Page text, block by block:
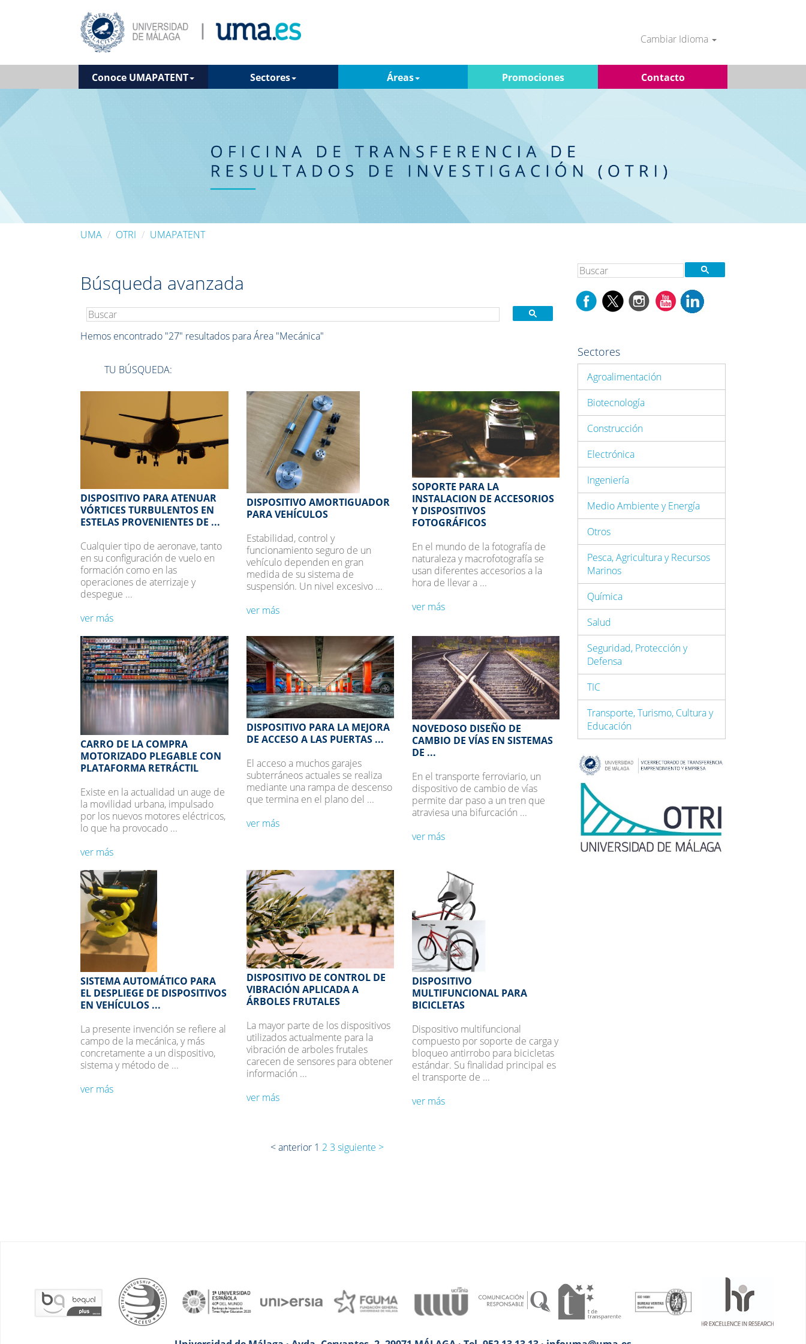
Cambiar Idioma
Conoce UMAPATENT Sectores Áreas Promociones Contacto
UMA OTRI UMAPATENT
Búsqueda avanzada
Hemos encontrado "27" resultados para Área "Mecánica"
TU BÚSQUEDA:
DISPOSITIVO PARA ATENUAR
VÓRTICES TURBULENTOS EN
ESTELAS PROVENIENTES DE ...
Cualquier tipo de aeronave, tanto
en su configuración de vuelo en
formación como en las
operaciones de aterrizaje y
despegue ...
ver más
DISPOSITIVO AMORTIGUADOR
PARA VEHÍCULOS
Estabilidad, control y
funcionamiento seguro de un
vehículo dependen en gran
medida de su sistema de
suspensión. Un nivel excesivo ...
ver más
SOPORTE PARA LA
INSTALACION DE ACCESORIOS
Y DISPOSITIVOS
FOTOGRÁFICOS
En el mundo de la fotografía de
naturaleza y macrofotografía se
usan diferentes accesorios a la
hora de llevar a ...
ver más
CARRO DE LA COMPRA
MOTORIZADO PLEGABLE CON
PLATAFORMA RETRÁCTIL
Existe en la actualidad un auge de
la movilidad urbana, impulsado
por los nuevos motores eléctricos,
lo que ha provocado ...
ver más
DISPOSITIVO PARA LA MEJORA
DE ACCESO A LAS PUERTAS ...
El acceso a muchos garajes
subterráneos actuales se realiza
mediante una rampa de descenso
que termina en el plano del ...
ver más
NOVEDOSO DISEÑO DE
CAMBIO DE VÍAS EN SISTEMAS
DE ...
En el transporte ferroviario, un
dispositivo de cambio de vías
permite dar paso a un tren que
atraviesa una bifurcación ...
ver más
SISTEMA AUTOMÁTICO PARA
EL DESPLIEGE DE DISPOSITIVOS
EN VEHÍCULOS ...
La presente invención se refiere al
campo de la mecánica, y más
concretamente a un dispositivo,
sistema y método de ...
ver más
DISPOSITIVO DE CONTROL DE
VIBRACIÓN APLICADA A
ÁRBOLES FRUTALES
La mayor parte de los dispositivos
utilizados actualmente para la
vibración de arboles frutales
carecen de sensores para obtener
información ...
ver más
DISPOSITIVO
MULTIFUNCIONAL PARA
BICICLETAS
Dispositivo multifuncional
compuesto por soporte de carga y
bloqueo antirrobo para bicicletas
estándar. Su finalidad principal es
el transporte de ...
ver más
< anterior 1 2 3 siguiente >
Sectores
Agroalimentación
Biotecnología
Construcción
Electrónica
Ingeniería
Medio Ambiente y Energía
Otros
Pesca, Agricultura y Recursos
Marinos
Química
Salud
Seguridad, Protección y
Defensa
TIC
Transporte, Turismo, Cultura y
Educación